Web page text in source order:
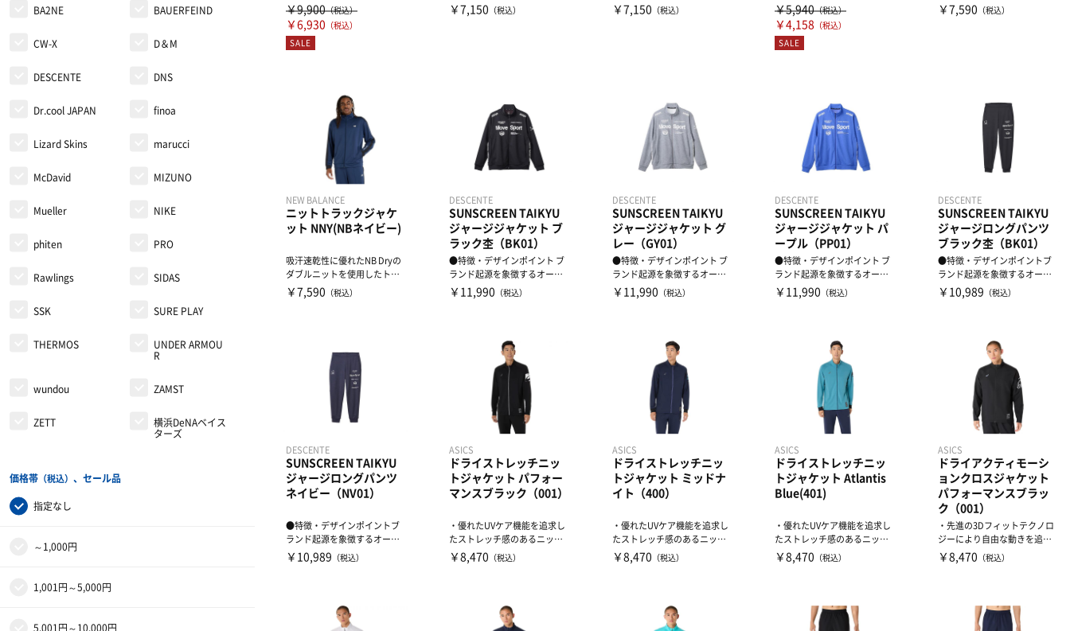
を受けたBLACKOUTコ...
￥9,900（税込）
￥6,930 （税込）
SALE
ックパンツ。足元をスッ...
￥7,150 （税込）
ックパンツ。足元をスッ...
￥7,150 （税込）
発したウェア。このギアは毎
シ...
￥5,940（税込）
￥4,158 （税込）
SALE
ックジャケットです。...
￥7,590 （税込）
NEW BALANCE
ニットトラックジャケ
ット NNY(NBネイビー)
吸汗速乾性に優れたNB Dryの
ダブルニットを使用したトラ
ックジャケットです。...
￥7,590 （税込）
DESCENTE
SUNSCREEN TAIKYU
ジャージジャケット ブ
ラック杢（BK01）
●特徴・デザインポイント ブ
ランド起源を象徴するオーセ
ンティックロゴグラフィッ
￥11,990 （税込）
DESCENTE
SUNSCREEN TAIKYU
ジャージジャケット グ
レー（GY01）
●特徴・デザインポイント ブ
ランド起源を象徴するオーセ
ンティックロゴグラフィッ
￥11,990 （税込）
DESCENTE
SUNSCREEN TAIKYU
ジャージジャケット パ
ープル（PP01）
●特徴・デザインポイント ブ
ランド起源を象徴するオーセ
ンティックロゴグラフィッ
￥11,990 （税込）
DESCENTE
SUNSCREEN TAIKYU
ジャージロングパンツ
ブラック杢（BK01）
●特徴・デザインポイントブ
ランド起源を象徴するオーセ
ンティックロゴグラフィッ
￥10,989 （税込）
DESCENTE
SUNSCREEN TAIKYU
ジャージロングパンツ
ネイビー（NV01）
●特徴・デザインポイントブ
ランド起源を象徴するオーセ
ンティックロゴグラフィッ
￥10,989 （税込）
ASICS
ドライストレッチニッ
トジャケット パフォー
マンスブラック（001）
・優れたUVケア機能を追求し
たストレッチ感のあるニット
素材を採用・左袖にはアシ
￥8,470 （税込）
ASICS
ドライストレッチニッ
トジャケット ミッドナ
イト（400）
・優れたUVケア機能を追求し
たストレッチ感のあるニット
素材を採用・左袖にはアシ
￥8,470 （税込）
ASICS
ドライストレッチニッ
トジャケット Atlantis
Blue(401)
・優れたUVケア機能を追求し
たストレッチ感のあるニット
素材を採用・左袖にはアシ
￥8,470 （税込）
ASICS
ドライアクティモーシ
ョンクロスジャケット
パフォーマンスブラッ
ク（001）
・先進の3Dフィットテクノロ
ジーにより自由な動きを追
求・優れたUVケア機能と吸
￥8,470 （税込）
BA2NE BAUERFEIND
CW-X D＆M
DESCENTE DNS
Dr.cool JAPAN finoa
Lizard Skins marucci
McDavid MIZUNO
Mueller NIKE
phiten PRO
Rawlings SIDAS
SSK SURE PLAY
THERMOS
UNDER ARMOU
R
wundou ZAMST
ZETT
横浜DeNAベイス
ターズ
価格帯 （税込） 、セール品
指定なし
～1,000円
1,001円～5,000円
5,001円～10,000円